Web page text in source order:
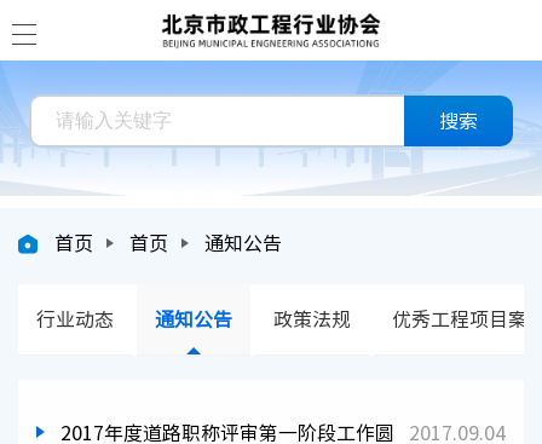
搜索
首页 首页 通知公告
行业动态 通知公告 政策法规 优秀工程项目案
2017年度道路职称评审第一阶段工作圆
2017.09.04